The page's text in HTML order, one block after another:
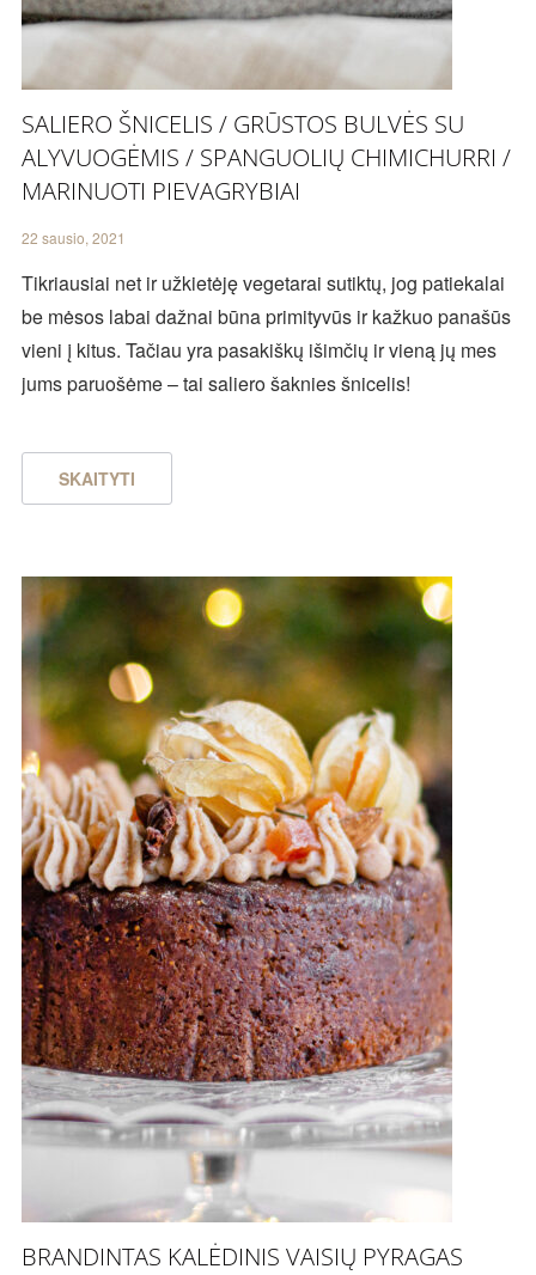
SALIERO ŠNICELIS / GRŪSTOS BULVĖS SU
ALYVUOGĖMIS / SPANGUOLIŲ CHIMICHURRI /
MARINUOTI PIEVAGRYBIAI
22 sausio, 2021
Tikriausiai net ir užkietėję vegetarai sutiktų, jog patiekalai
be mėsos labai dažnai būna primityvūs ir kažkuo panašūs
vieni į kitus. Tačiau yra pasakiškų išimčių ir vieną jų mes
jums paruošėme – tai saliero šaknies šnicelis!
SKAITYTI
BRANDINTAS KALĖDINIS VAISIŲ PYRAGAS